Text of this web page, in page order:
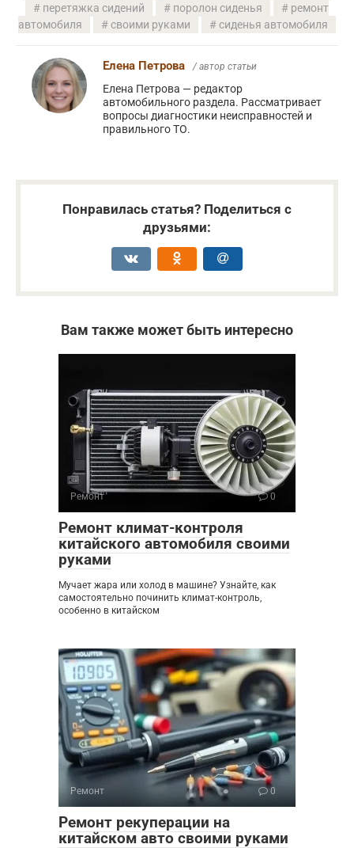
перетяжка сидений
поролон сиденья
ремонт
автомобиля
своими руками сиденья автомобиля
Елена Петрова / автор статьи
Елена Петрова — редактор
автомобильного раздела. Рассматривает
вопросы диагностики неисправностей и
правильного ТО.
Понравилась статья? Поделиться с
друзьями:
Вам также может быть интересно
Ремонт 0
Ремонт климат-контроля
китайского автомобиля своими
руками
Мучает жара или холод в машине? Узнайте, как
самостоятельно починить климат-контроль,
особенно в китайском
Ремонт 0
Ремонт рекуперации на
китайском авто своими руками